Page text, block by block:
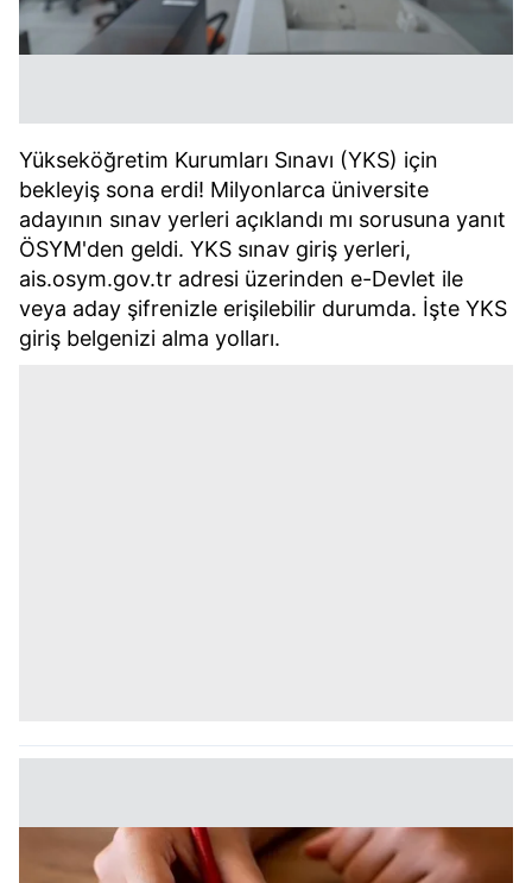
Yükseköğretim Kurumları Sınavı (YKS) için
bekleyiş sona erdi! Milyonlarca üniversite
adayının sınav yerleri açıklandı mı sorusuna yanıt
ÖSYM'den geldi. YKS sınav giriş yerleri,
ais.osym.gov.tr adresi üzerinden e-Devlet ile
veya aday şifrenizle erişilebilir durumda. İşte YKS
giriş belgenizi alma yolları.